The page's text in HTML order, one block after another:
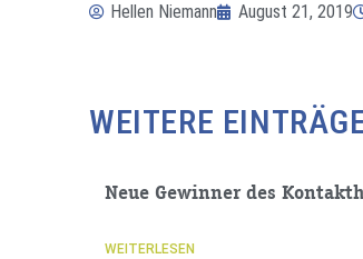
Hellen Niemann August 21, 2019
WEITERE
Neue Gewinner des
WEITERLESEN